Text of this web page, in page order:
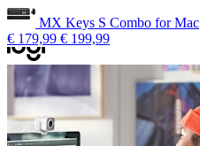
MX Keys S Combo for Mac
€ 179,99 € 199,99